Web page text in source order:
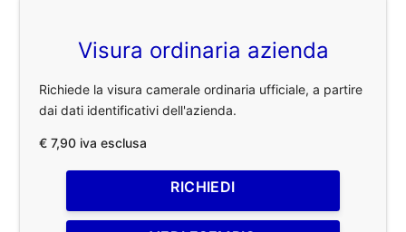
Visura ordinaria azienda
Richiede la visura camerale ordinaria ufficiale, a partire
dai dati identificativi dell'azienda.
€ 7,90 iva esclusa
RICHIEDI